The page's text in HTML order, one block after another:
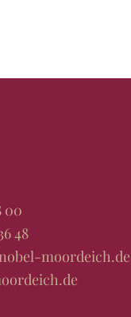
00
48
moordeich.de